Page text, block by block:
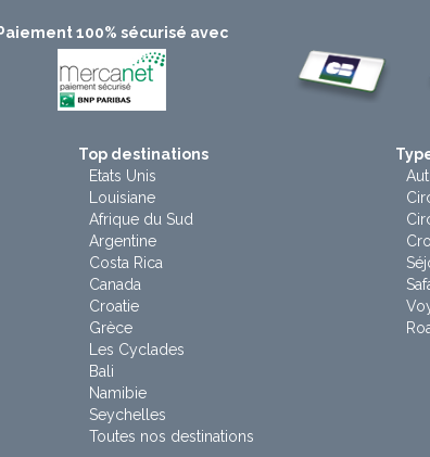
Paiement 100% sécurisé avec
Top destinations
Etats Unis
Louisiane
Afrique du Sud
Argentine
Costa Rica
Canada
Croatie
Grèce
Les Cyclades
Bali
Namibie
Seychelles
Toutes nos destinations